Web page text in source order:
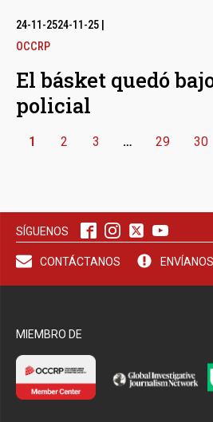
24-11-2524-11-25
OCCRP
El básket quedó
policial
1 2 3 … 29 30
SÍGUENOS
CONTÁCTANOS
MIEMBRO DE